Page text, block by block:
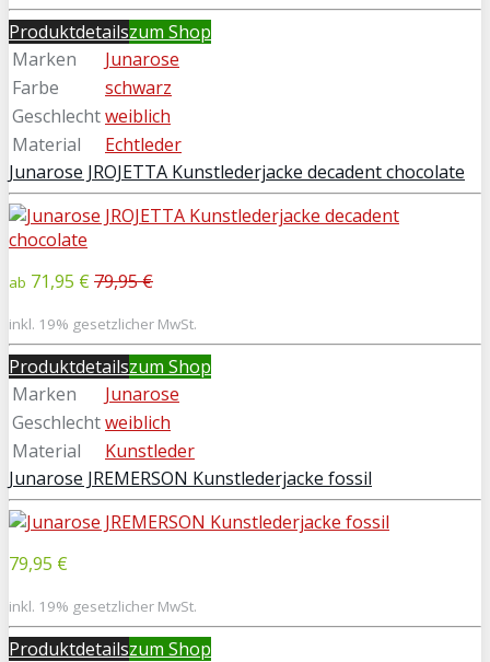
Produktdetailszum Shop
Marken
Junarose
Farbe
schwarz
Geschlechtweiblich
Material
Echtleder
Junarose JROJETTA Kunstlederjacke decadent chocolate
ab 71,95 € 79,95 €
inkl. 19% gesetzlicher MwSt.
Produktdetailszum Shop
Marken
Junarose
Geschlechtweiblich
Material
Kunstleder
Junarose JREMERSON Kunstlederjacke fossil
79,95 €
inkl. 19% gesetzlicher MwSt.
Produktdetailszum Shop